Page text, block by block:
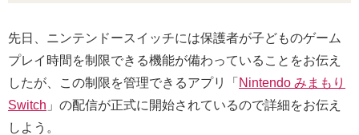
先日、ニンテンドースイッチには保護者が子どものゲーム
プレイ時間を制限できる機能が備わっていることをお伝え
したが、この制限を管理できるアプリ「 Nintendo みまもり
Switch 」の配信が正式に開始されているので詳細をお伝え
しよう。